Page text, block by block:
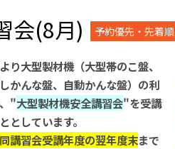
会(8月) 予約優先・先着順
大型製材機（大型帯のこ盤、
かんな盤、自動かんな盤）の利
"大型製材機安全講習会"を受講
としています。
講習会受講年度の翌年度末まで